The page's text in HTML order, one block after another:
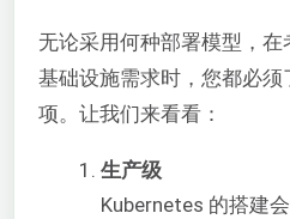
无论采用何种部署模型，
基础设施需求时，您都必
项。让我们来看看：
生产级
Kubernetes 的搭建